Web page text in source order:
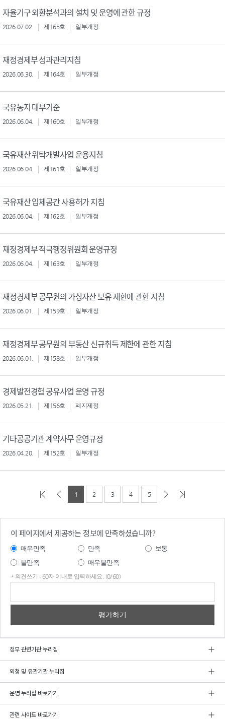
자율기구 외환분석과의 설치 및 운영에 관한 규정
2026.07.02. 제165호 일부개정
재정경제부 성과관리지침
2026.06.30. 제164호 일부개정
국유농지 대부기준
2026.06.04. 제160호 일부개정
국유재산 위탁개발사업 운용지침
2026.06.04. 제161호 일부개정
국유재산 입체공간 사용허가 지침
2026.06.04. 제162호 일부개정
재정경제부 적극행정위원회 운영규정
2026.06.04. 제163호 일부개정
재정경제부 공무원의 가상자산 보유 제한에 관한 지침
2026.06.01. 제159호 일부개정
재정경제부 공무원의 부동산 신규취득 제한에 관한 지침
2026.06.01. 제158호 일부개정
경제발전경험 공유사업 운영 규정
2026.05.21. 제156호 폐지제정
기타공공기관 계약사무 운영규정
2026.04.20. 제152호 일부개정
1 2 3 4 5
이 페이지에서 제공하는 정보에 만족하셨습니까?
매우만족 만족
보통
불만족
매우불만족
* 의견쓰기 : 60자 이내로 입력하세요. (0/60)
정부 관련기관 누리집
외청 및 유관기관 누리집
운영 누리집 바로가기
관련 사이트 바로가기